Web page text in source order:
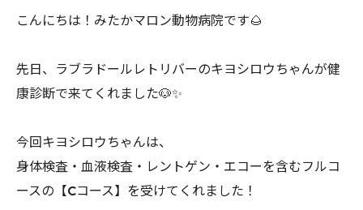
こんにちは！みたかマロン動物病院です🌰
先日、ラブラドールレトリバーのキヨシロウちゃんが健
康診断で来てくれました🐶✨
今回キヨシロウちゃんは、
身体検査・血液検査・レントゲン・エコーを含むフルコ
ースの【Cコース】を受けてくれました！